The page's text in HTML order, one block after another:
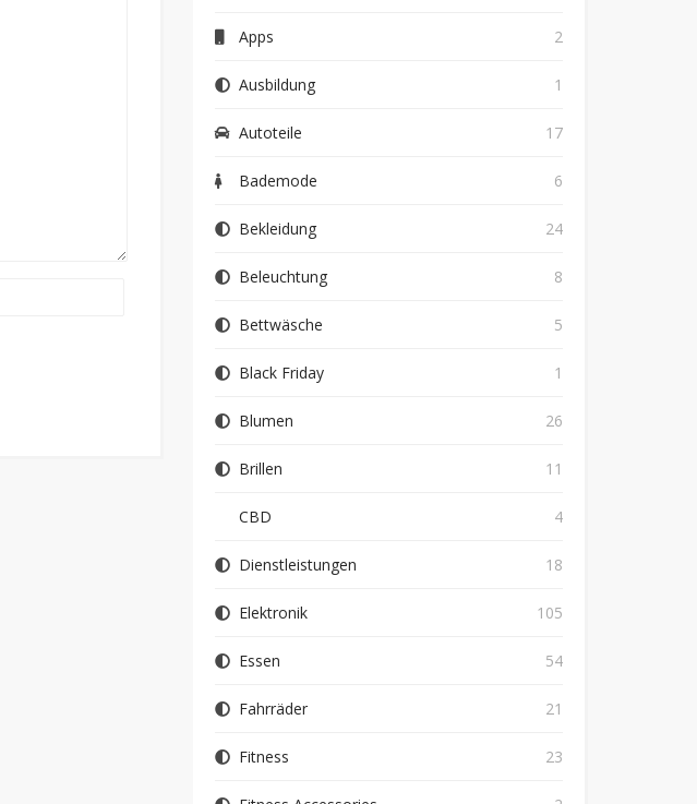
Apps 2
Ausbildung 1
Autoteile 17
Bademode 6
Bekleidung 24
Beleuchtung 8
Bettwäsche 5
Black Friday 1
Blumen 26
Brillen 11
CBD 4
Dienstleistungen 18
Elektronik 105
Essen 54
Fahrräder 21
Fitness 23